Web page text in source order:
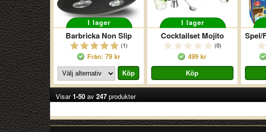
I lager
Barbricka Non Slip
(1)
Från: 79 kr
I lager
Cocktailset Mojito
(0)
499 kr
Visar1-50av 247produkter